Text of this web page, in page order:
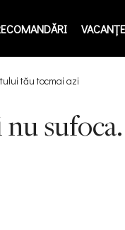
VACANȚE
tău tocmai azi